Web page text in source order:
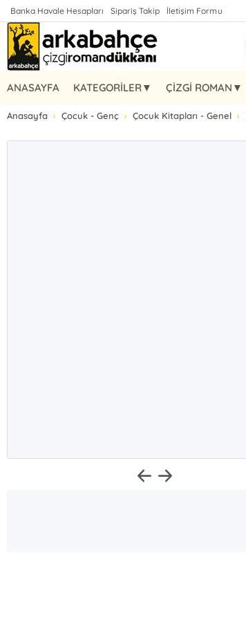
Banka Havale Hesapları Sipariş Takip İletişim Formu
ANASAYFA KATEGORİLER▼ ÇİZGİ ROMAN▼
Anasayfa Çocuk - Genç Çocuk Kitapları - Genel